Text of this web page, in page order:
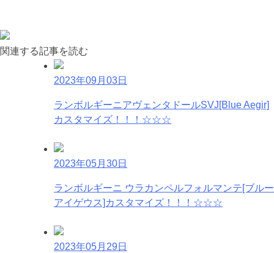
関連する記事を読む
2023年09月03日
ランボルギーニアヴェンタドールSVJ[Blue Aegir]
カスタマイズ！！！☆☆☆
2023年05月30日
ランボルギーニ ウラカンペルフォルマンテ[ブルー
アイゲウス]カスタマイズ！！！☆☆☆
2023年05月29日